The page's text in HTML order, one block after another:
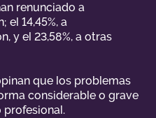
renunciado a
14,45%, a
y el 23,58%, a otras
que los problemas
considerable o grave